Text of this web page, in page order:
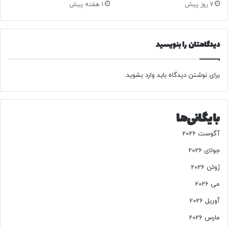
ی
ه
ا
ش
ا
ط
ت
ق
ص
ر
ح
ک
7 روز پیش 1 هفته پیش
دیدگاهتان را بنویسید
برای نوشتن دیدگاه باید وارد بشوید.
بایگانی‌ها
آگوست 2026
جولای 2026
ژوئن 2026
می 2026
آوریل 2026
مارس 2026